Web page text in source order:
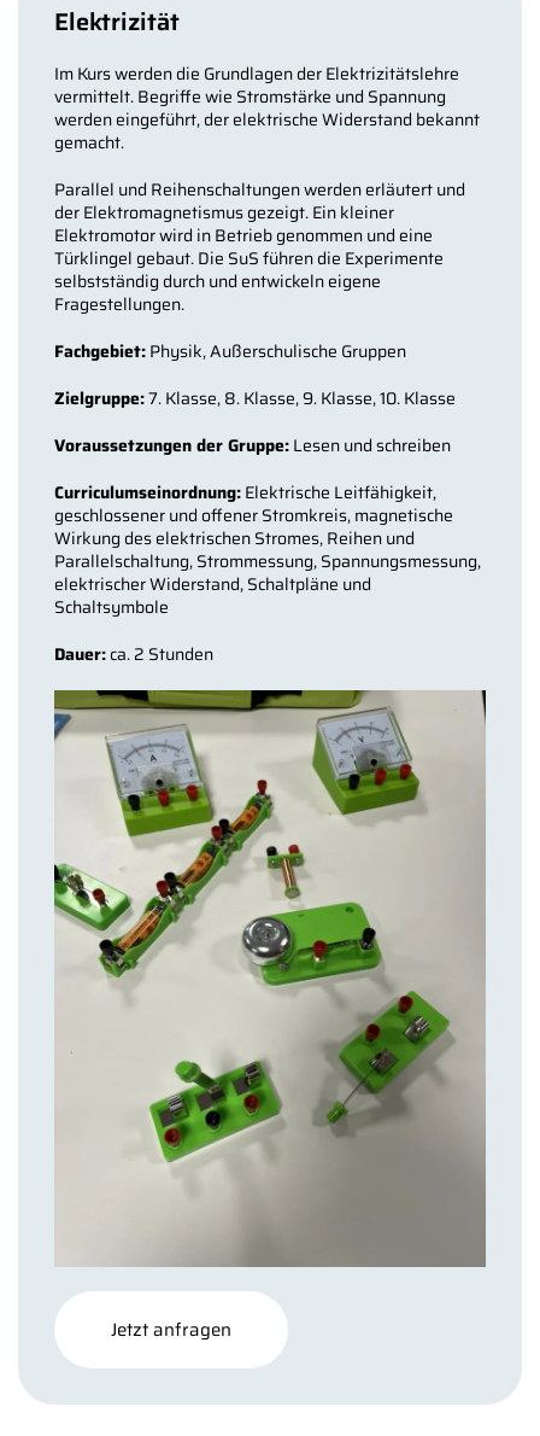
Elektrizität
Im Kurs werden die Grundlagen der Elektrizitätslehre
vermittelt. Begriffe wie Stromstärke und Spannung
werden eingeführt, der elektrische Widerstand bekannt
gemacht.
Parallel und Reihenschaltungen werden erläutert und
der Elektromagnetismus gezeigt. Ein kleiner
Elektromotor wird in Betrieb genommen und eine
Türklingel gebaut. Die SuS führen die Experimente
selbstständig durch und entwickeln eigene
Fragestellungen.
Fachgebiet:Physik, Außerschulische Gruppen
Zielgruppe:7. Klasse, 8. Klasse, 9. Klasse, 10. Klasse
Voraussetzungen der Gruppe:Lesen und schreiben
Curriculumseinordnung:Elektrische Leitfähigkeit,
geschlossener und offener Stromkreis, magnetische
Wirkung des elektrischen Stromes, Reihen und
Parallelschaltung, Strommessung, Spannungsmessung,
elektrischer Widerstand, Schaltpläne und
Schaltsymbole
Dauer:ca. 2 Stunden
Jetzt anfragen